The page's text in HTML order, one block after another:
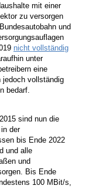
mit einer
zu versorgen
und
nicht vollständig
unter
eine
jedoch vollständig
bedarf.
sind nun die
der
bis Ende 2022
und alle
und
Bis Ende
100 MBit/s,